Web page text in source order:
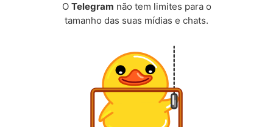
O Telegram não tem limites para o
tamanho das suas mídias e chats.